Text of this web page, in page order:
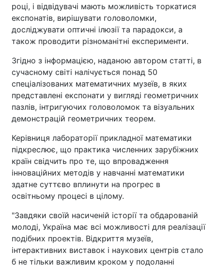
році, і відвідувачі мають можливість торкатися
експонатів, вирішувати головоломки,
досліджувати оптичні ілюзії та парадокси, а
також проводити різноманітні експерименти.
Згідно з інформацією, наданою автором статті, в
сучасному світі налічується понад 50
спеціалізованих математичних музеїв, в яких
представлені експонати у вигляді геометричних
пазлів, інтригуючих головоломок та візуальних
демонстрацій геометричних теорем.
Керівниця лабораторії прикладної математики
підкреслює, що практика численних зарубіжних
країн свідчить про те, що впровадження
інноваційних методів у навчанні математики
здатне суттєво вплинути на прогрес в
освітньому процесі в цілому.
"Завдяки своїй насиченій історії та обдарованій
молоді, Україна має всі можливості для реалізації
подібних проектів. Відкриття музеїв,
інтерактивних виставок і наукових центрів стало
б не тільки важливим кроком у подоланні